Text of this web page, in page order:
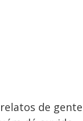
de